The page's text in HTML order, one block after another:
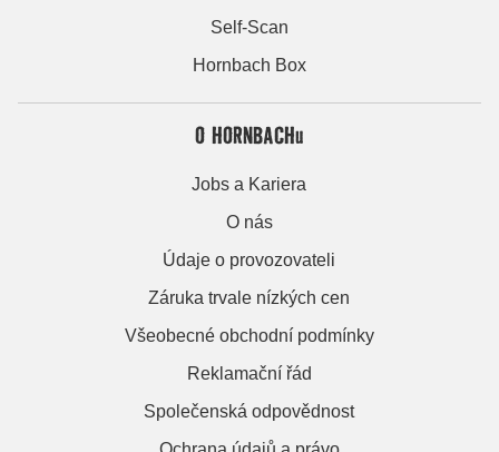
Self-Scan
Hornbach Box
O HORNBACHu
Jobs a Kariera
O nás
Údaje o provozovateli
Záruka trvale nízkých cen
Všeobecné obchodní podmínky
Reklamační řád
Společenská odpovědnost